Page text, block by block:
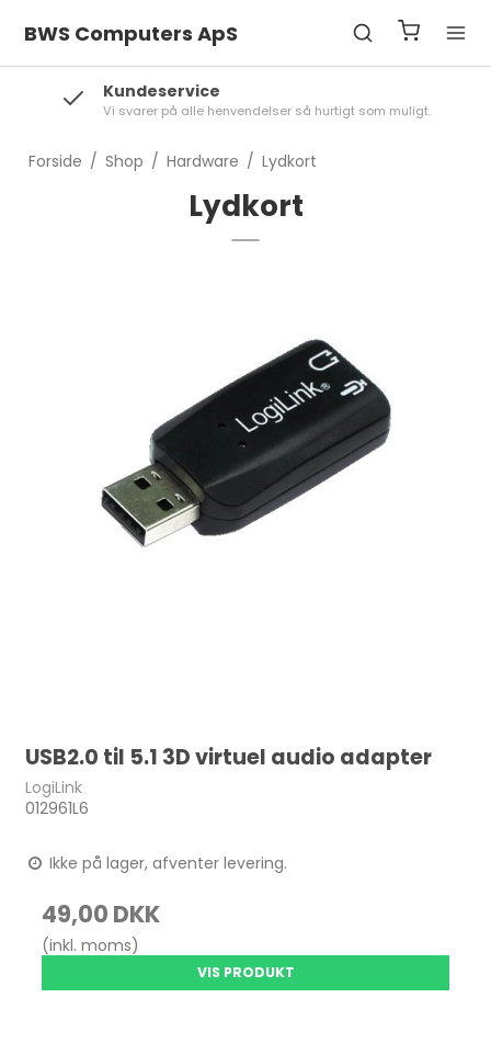
BWS Computers ApS
Kundeservice
Vi svarer på alle henvendelser så hurtigt som muligt.
Forside / Shop / Hardware / Lydkort
Lydkort
USB2.0 til 5.1 3D virtuel audio adapter
LogiLink
012961L6
Ikke på lager, afventer levering.
49,00 DKK
(inkl. moms)
VIS PRODUKT